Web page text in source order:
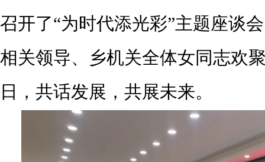
召开了“为时代添光彩”主题座谈
相关领导、乡机关全体女同志欢
日，共话发展，共展未来。